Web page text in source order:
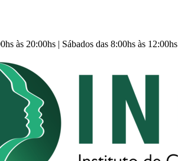
às 20:00hs | Sábados das 8:00hs às 12:00hs